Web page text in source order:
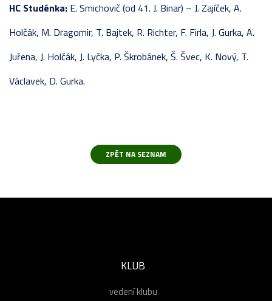
HC Studénka: E. Smichovič (od 41. J. Binar) – J. Zajíček, A.
Holčák, M. Dragomir, T. Bajtek, R. Richter, F. Firla, J. Gurka, A.
Juřena, J. Holčák, J. Lyčka, P. Škrobánek, Š. Švec, K. Nový, T.
Václavek, D. Gurka.
KLUB
vedení klubu